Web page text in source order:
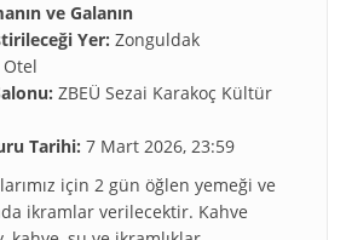
ve Galanın
Yer: Zonguldak
ZBEÜ Sezai Karakoç Kültür
Tarihi: 7 Mart 2026, 23:59
için 2 gün öğlen yemeği ve
ikramlar verilecektir. Kahve